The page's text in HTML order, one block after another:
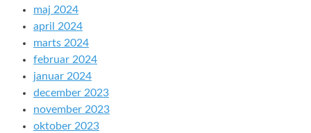
maj 2024
april 2024
marts 2024
februar 2024
januar 2024
december 2023
november 2023
oktober 2023